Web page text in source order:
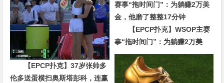
【EPCP扑克】37岁张帅多
伦多送蛋横扫奥斯塔彭科，连赢
【EPCP扑克】WSOP主赛
事“拖时间门”：为躺赚2万美
金，他磨了整整17分钟